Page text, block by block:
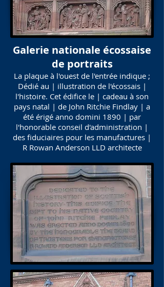
Galerie nationale écossaise
de portraits
La plaque à l'ouest de l'entrée indique ;
Dédié au | illustration de l'écossais |
l'histoire. Cet édifice le | cadeau à son
pays natal | de John Ritchie Findlay | a
été érigé anno domini 1890 | par
l'honorable conseil d'administration |
des fiduciaires pour les manufactures |
R Rowan Anderson LLD architecte